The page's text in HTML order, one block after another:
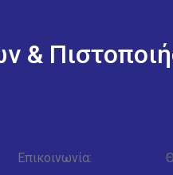
&
Επικοινωνία: